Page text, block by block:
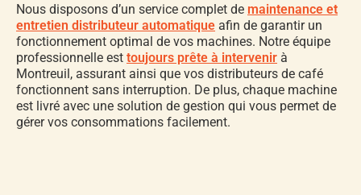
Nous disposons d’un service complet de maintenance et
entretien distributeur automatique afin de garantir un
fonctionnement optimal de vos machines. Notre équipe
professionnelle est toujours prête à intervenir à
Montreuil, assurant ainsi que vos distributeurs de café
fonctionnent sans interruption. De plus, chaque machine
est livré avec une solution de gestion qui vous permet de
gérer vos consommations facilement.